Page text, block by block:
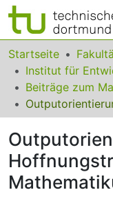
Bereiche &
Das gesamte
Statistiken
FAQ
Leitlinien
Zurück zur
Startseite